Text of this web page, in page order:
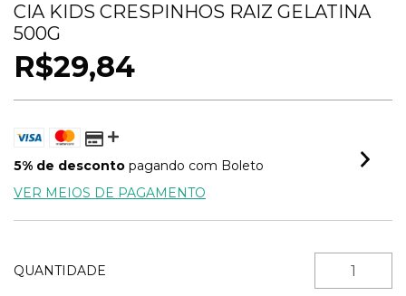
CIA KIDS CRESPINHOS RAIZ GELATINA
500G
R$29,84
5% de desconto pagando com Boleto
VER MEIOS DE PAGAMENTO
QUANTIDADE